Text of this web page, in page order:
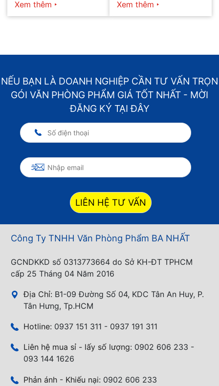
Xem thêm Xem thêm
NẾU BẠN LÀ DOANH NGHIỆP CẦN TƯ VẤN TRỌN
GÓI VĂN PHÒNG PHẨM GIÁ TỐT NHẤT - MỜI
ĐĂNG KÝ TẠI ĐÂY
LIÊN HỆ TƯ VẤN
Công Ty TNHH Văn Phòng Phẩm BA NHẤT
GCNDKKD số 0313773664 do Sở KH-ĐT TPHCM
cấp 25 Tháng 04 Năm 2016
Địa Chỉ: B1-09 Đường Số 04, KDC Tân An Huy, P.
Tân Hưng, Tp.HCM
Hotline: 0937 151 311 - 0937 191 311
Liên hệ mua sỉ - lấy số lượng: 0902 606 233 -
093 144 1626
Phản ánh - Khiếu nại: 0902 606 233